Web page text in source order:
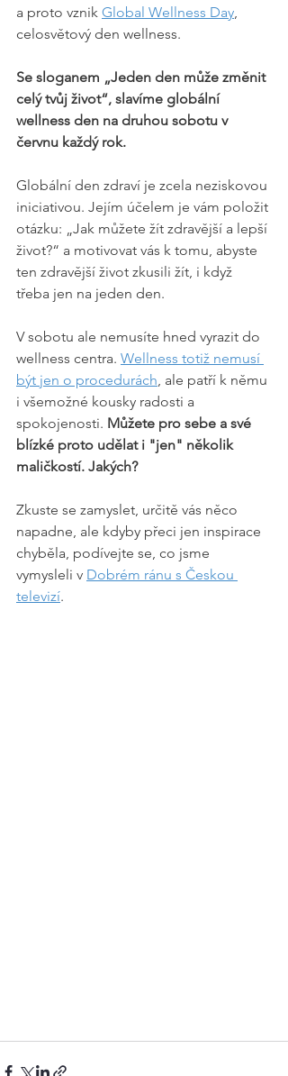
a proto vznik Global Wellness Day
celosvětový den wellness.
Se sloganem „Jeden den může změnit
celý tvůj život“, slavíme globální
wellness den na druhou sobotu v
červnu každý rok.
Globální den zdraví je zcela neziskovou
iniciativou. Jejím účelem je vám položit
otázku: „Jak můžete žít zdravější a lepší
život?“ a motivovat vás k tomu, abyste
ten zdravější život zkusili žít, i když
třeba jen na jeden den.
V sobotu ale nemusíte hned vyrazit do
wellness centra. Wellness totiž nemusí
být jen o procedurách , ale patří k němu
i všemožné kousky radosti a
spokojenosti. Můžete pro sebe a své
blízké proto udělat i "jen" několik
maličkostí. Jakých?
Zkuste se zamyslet, určitě vás něco
napadne, ale kdyby přeci jen inspirace
chyběla, podívejte se, co jsme
vymysleli v Dobrém ránu s Českou
televizí.